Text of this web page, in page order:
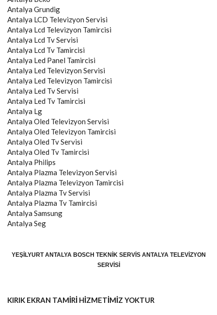
Antalya Grundig
Antalya LCD Televizyon Servisi
Antalya Lcd Televizyon Tamircisi
Antalya Lcd Tv Servisi
Antalya Lcd Tv Tamircisi
Antalya Led Panel Tamircisi
Antalya Led Televizyon Servisi
Antalya Led Televizyon Tamircisi
Antalya Led Tv Servisi
Antalya Led Tv Tamircisi
Antalya Lg
Antalya Oled Televizyon Servisi
Antalya Oled Televizyon Tamircisi
Antalya Oled Tv Servisi
Antalya Oled Tv Tamircisi
Antalya Philips
Antalya Plazma Televizyon Servisi
Antalya Plazma Televizyon Tamircisi
Antalya Plazma Tv Servisi
Antalya Plazma Tv Tamircisi
Antalya Samsung
Antalya Seg
YEŞILYURT ANTALYA BOSCH TEKNIK SERVIS ANTALYA TELEVIZYON
SERVISI
KIRIK EKRAN TAMİRİ HİZMETİMİZ YOKTUR